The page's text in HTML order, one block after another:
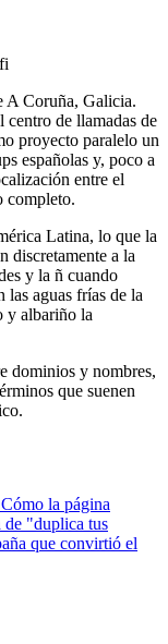
A Coruña, Galicia.
centro de llamadas de
proyecto paralelo un
españolas y, poco a
entre el
completo.
Latina, lo que la
discretamente a la
y la ñ cuando
las aguas frías de la
y albariño la
dominios y nombres,
que suenen
la página
de "duplica tus
que convirtió el